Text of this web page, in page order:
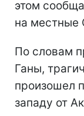
этом
на
По словам
Ганы,
произошел
западу от